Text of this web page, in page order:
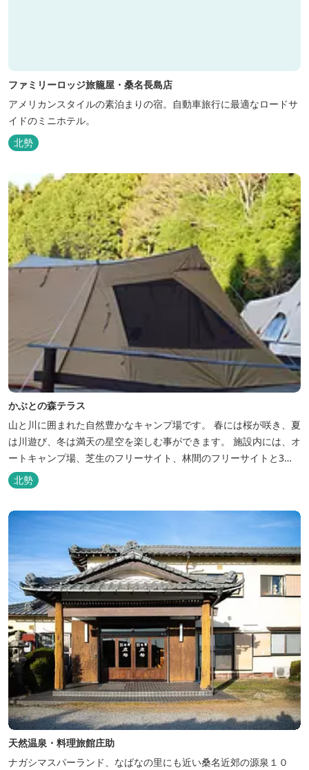
ファミリーロッジ旅籠屋・桑名長島店
アメリカンスタイルの素泊まりの宿。自動車旅行に最適なロードサ
イドのミニホテル。
北勢
かぶとの森テラス
山と川に囲まれた自然豊かなキャンプ場です。 春には桜が咲き、夏
は川遊び、冬は満天の星空を楽しむ事ができます。 施設内には、オ
ートキャンプ場、芝生のフリーサイト、林間のフリーサイトと3種
類のキャンプ場があり、豊かな自然の中でのんびりとキャンプを楽
しむ事ができます。 テント泊が苦手な方や、小さなお子様連れの方
はコテージがおススメ。 大小合わせて6棟のコテージがあります。
北勢
天然温泉・料理旅館庄助
ナガシマスパーランド、なばなの里にも近い桑名近郊の源泉１０